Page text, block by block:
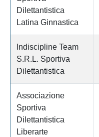
Dilettantistica
Latina Ginnastica
Indiscipline Team
S.R.L. Sportiva
Dilettantistica
Associazione
Sportiva
Dilettantistica
Liberarte